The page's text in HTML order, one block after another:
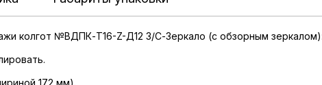
колгот №ВДПК-Т16-Z-Д12 З/С-Зеркало (с обзорным
172 мм).